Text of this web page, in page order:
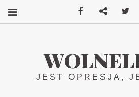
JEST OPRESJA,
FacebookMastodon